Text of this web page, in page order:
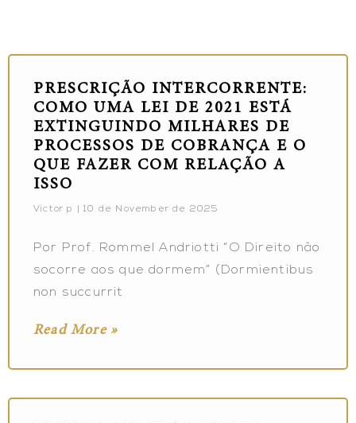
PRESCRIÇÃO INTERCORRENTE:
COMO UMA LEI DE 2021 ESTÁ
EXTINGUINDO MILHARES DE
PROCESSOS DE COBRANÇA E O
QUE FAZER COM RELAÇÃO A
ISSO
Victor p 10 de November de 2025
Por Prof. Rommel Andriotti “O Direito não
socorre aos que dormem” (Dormientibus
non succurrit
Read More »